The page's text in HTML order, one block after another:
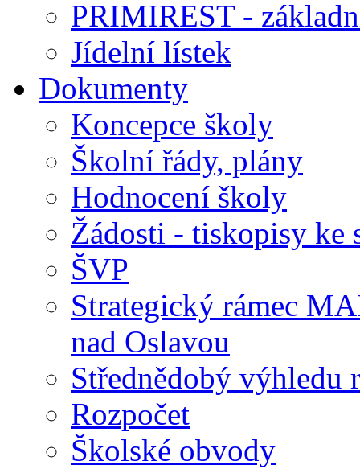
PRIMIREST -
Jídelní lístek
Dokumenty
Koncepce školy
Školní řády, plány
Hodnocení školy
Žádosti - tiskopisy ke
ŠVP
Strategický rámec
nad Oslavou
Střednědobý výhledu
Rozpočet
Školské obvody